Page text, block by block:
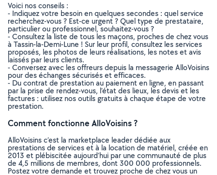
Voici nos conseils :
- Indiquez votre besoin en quelques secondes : quel service
recherchez-vous ? Est-ce urgent ? Quel type de prestataire,
particulier ou professionnel, souhaitez-vous ?
- Consultez la liste de tous les maçons, proches de chez vous
à Tassin-la-Demi-Lune ! Sur leur profil, consultez les services
proposés, les photos de leurs réalisations, les notes et avis
laissés par leurs clients.
- Conversez avec les offreurs depuis la messagerie AlloVoisins
pour des échanges sécurisés et efficaces.
- Du contrat de prestation au paiement en ligne, en passant
par la prise de rendez-vous, l’état des lieux, les devis et les
factures : utilisez nos outils gratuits à chaque étape de votre
prestation.
Comment fonctionne AlloVoisins ?
AlloVoisins c’est la marketplace leader dédiée aux
prestations de services et à la location de matériel, créée en
2013 et plébiscitée aujourd’hui par une communauté de plus
de 4,5 millions de membres, dont 300 000 professionnels.
Postez votre demande et trouvez proche de chez vous un